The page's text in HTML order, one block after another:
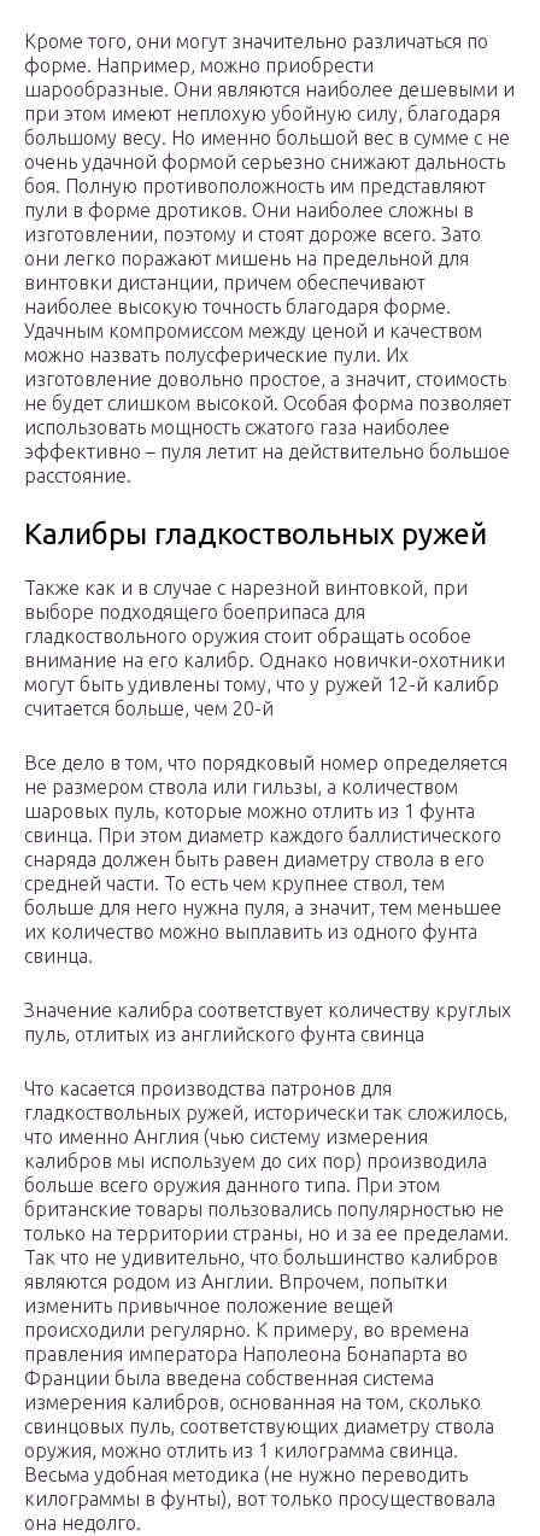
Кроме того, они могут значительно различаться по
форме. Например, можно приобрести
шарообразные. Они являются наиболее дешевыми и
при этом имеют неплохую убойную силу, благодаря
большому весу. Но именно большой вес в сумме с не
очень удачной формой серьезно снижают дальность
боя. Полную противоположность им представляют
пули в форме дротиков. Они наиболее сложны в
изготовлении, поэтому и стоят дороже всего. Зато
они легко поражают мишень на предельной для
винтовки дистанции, причем обеспечивают
наиболее высокую точность благодаря форме.
Удачным компромиссом между ценой и качеством
можно назвать полусферические пули. Их
изготовление довольно простое, а значит, стоимость
не будет слишком высокой. Особая форма позволяет
использовать мощность сжатого газа наиболее
эффективно – пуля летит на действительно большое
расстояние.
Калибры гладкоствольных ружей
Также как и в случае с нарезной винтовкой, при
выборе подходящего боеприпаса для
гладкоствольного оружия стоит обращать особое
внимание на его калибр. Однако новички-охотники
могут быть удивлены тому, что у ружей 12-й калибр
считается больше, чем 20-й
Все дело в том, что порядковый номер определяется
не размером ствола или гильзы, а количеством
шаровых пуль, которые можно отлить из 1 фунта
свинца. При этом диаметр каждого баллистического
снаряда должен быть равен диаметру ствола в его
средней части. То есть чем крупнее ствол, тем
больше для него нужна пуля, а значит, тем меньшее
их количество можно выплавить из одного фунта
свинца.
Значение калибра соответствует количеству круглых
пуль, отлитых из английского фунта свинца
Что касается производства патронов для
гладкоствольных ружей, исторически так сложилось,
что именно Англия (чью систему измерения
калибров мы используем до сих пор) производила
больше всего оружия данного типа. При этом
британские товары пользовались популярностью не
только на территории страны, но и за ее пределами.
Так что не удивительно, что большинство калибров
являются родом из Англии. Впрочем, попытки
изменить привычное положение вещей
происходили регулярно. К примеру, во времена
правления императора Наполеона Бонапарта во
Франции была введена собственная система
измерения калибров, основанная на том, сколько
свинцовых пуль, соответствующих диаметру ствола
оружия, можно отлить из 1 килограмма свинца.
Весьма удобная методика (не нужно переводить
килограммы в фунты), вот только просуществовала
она недолго.